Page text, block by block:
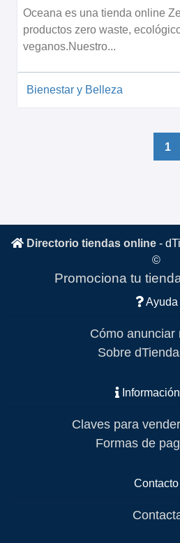
Oceana es una tienda online
productos zero waste,
veganos.Nuestro...
Bienestar y Belleza
1
Directorio tiendas online -
©
Promociona tu
Ayuda
Cómo anunciar
Sobre
Claves para
Formas de
Contacto